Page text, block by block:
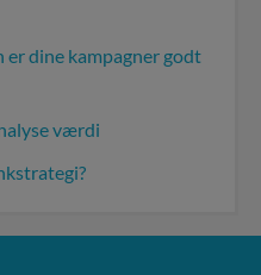
er dine kampagner godt
værdi